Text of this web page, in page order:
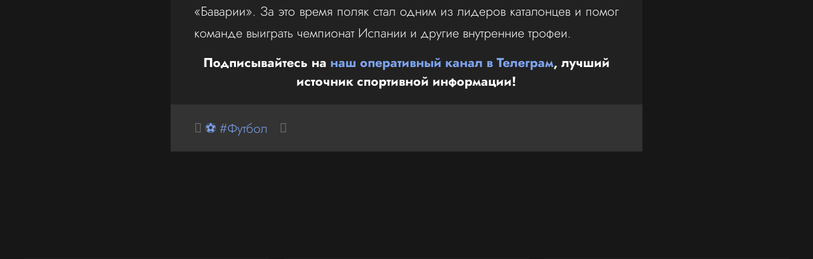
«Баварии». За это время поляк стал одним из лидеров каталонцев и помог
команде выиграть чемпионат Испании и другие внутренние трофеи.
Подписывайтесь на наш оперативный канал в Телеграм, лучший
источник спортивной информации!
⚽ #Футбол